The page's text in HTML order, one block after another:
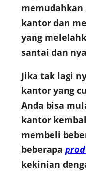
kantor dan
yang
santai dan
Jika tak lagi
kantor yang
Anda bisa
kantor
membeli
beberapa
kekinian